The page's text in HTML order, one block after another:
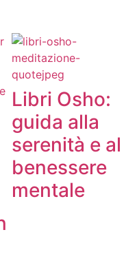
Libri Osho:
guida alla
serenità e al
benessere
mentale